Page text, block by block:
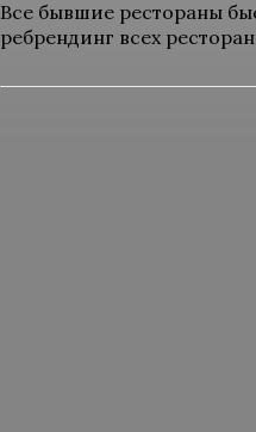
Все бывшие рестораны
ребрендинг всех